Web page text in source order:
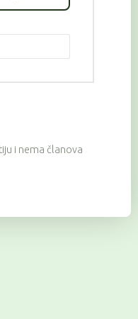
i nema članova